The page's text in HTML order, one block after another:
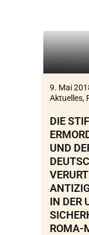
9. Mai
Aktuelles,
DIE
UND
IN DER
ROMA-